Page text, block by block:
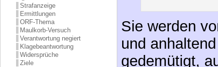
Strafanzeige
Ermittlungen
ORF-Thema
Maulkorb-Versuch
Verantwortung negiert
Klagebeantwortung
Widersprüche
Ziele
Sie werden
und
gedemütigt,